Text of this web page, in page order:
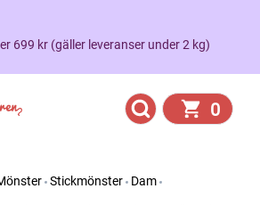
699 kr (gäller leveranser under 2 kg)
0
Stickmönster Dam